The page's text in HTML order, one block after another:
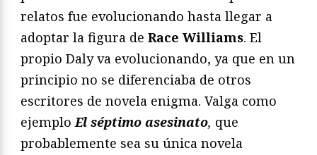
relatos fue evolucionando hasta llegar a
adoptar la figura de Race Williams. El
propio Daly va evolucionando, ya que en un
principio no se diferenciaba de otros
escritores de novela enigma. Valga como
ejemploEl séptimo asesinato, que
probablemente sea su única novela